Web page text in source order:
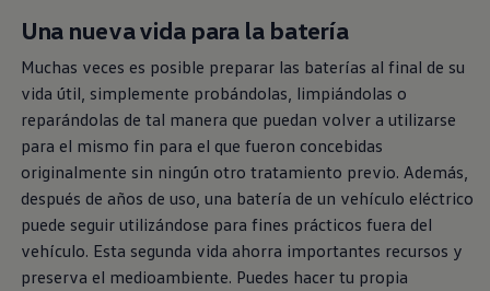
Una nueva vida para la batería
Muchas veces es posible preparar las baterías al final de su
vida útil, simplemente probándolas, limpiándolas o
reparándolas de tal manera que puedan volver a utilizarse
para el mismo fin para el que fueron concebidas
originalmente sin ningún otro tratamiento previo. Además,
después de años de uso, una batería de un vehículo eléctrico
puede seguir utilizándose para fines prácticos fuera del
vehículo. Esta segunda vida ahorra importantes recursos y
preserva el medioambiente. Puedes hacer tu propia